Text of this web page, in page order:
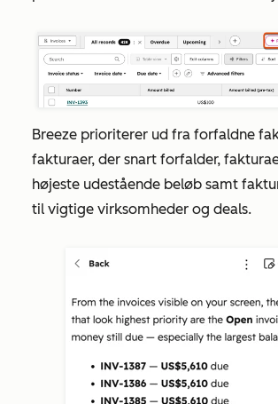
Breeze prioriterer ud fra forfaldne
fakturaer, der snart forfalder,
højeste udestående beløb samt
til vigtige virksomheder og deals.